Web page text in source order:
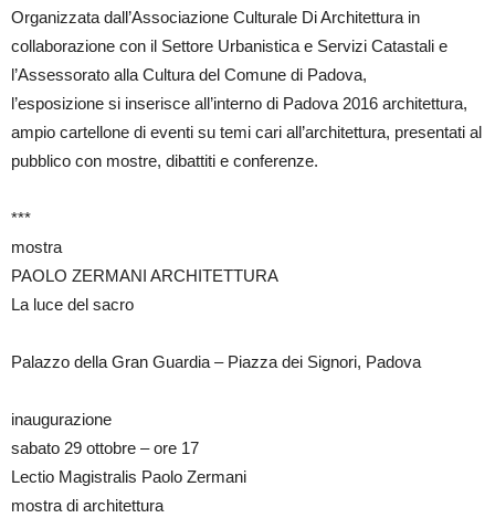
Organizzata dall’Associazione Culturale Di Architettura in
collaborazione con il Settore Urbanistica e Servizi Catastali e
l’Assessorato alla Cultura del Comune di Padova,
l’esposizione si inserisce all’interno di Padova 2016 architettura,
ampio cartellone di eventi su temi cari all’architettura, presentati al
pubblico con mostre, dibattiti e conferenze.
***
mostra
PAOLO ZERMANI ARCHITETTURA
La luce del sacro
Palazzo della Gran Guardia – Piazza dei Signori, Padova
inaugurazione
sabato 29 ottobre – ore 17
Lectio Magistralis Paolo Zermani
mostra di architettura